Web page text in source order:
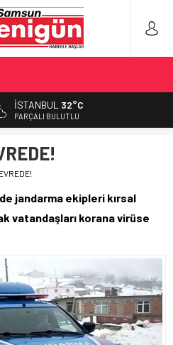
5’İNCİLİK!
EN BÜYÜK HATALAR
İSTANBUL 32°C
PARÇALI BULUTLU
jandarma ekipleri kırsal
vatandaşları korana virüse